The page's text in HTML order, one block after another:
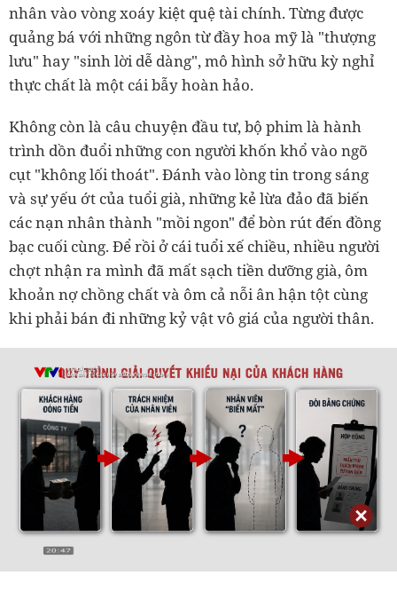
nhân vào vòng xoáy kiệt quệ tài chính. Từng được
quảng bá với những ngôn từ đầy hoa mỹ là "thượng
lưu" hay "sinh lời dễ dàng", mô hình sở hữu kỳ nghỉ
thực chất là một cái bẫy hoàn hảo.
Không còn là câu chuyện đầu tư, bộ phim là hành
trình dồn đuổi những con người khốn khổ vào ngõ
cụt "không lối thoát". Đánh vào lòng tin trong sáng
và sự yếu ớt của tuổi già, những kẻ lừa đảo đã biến
các nạn nhân thành "mồi ngon" để bòn rút đến đồng
bạc cuối cùng. Để rồi ở cái tuổi xế chiều, nhiều người
chợt nhận ra mình đã mất sạch tiền dưỡng già, ôm
khoản nợ chồng chất và ôm cả nỗi ân hận tột cùng
khi phải bán đi những kỷ vật vô giá của người thân.